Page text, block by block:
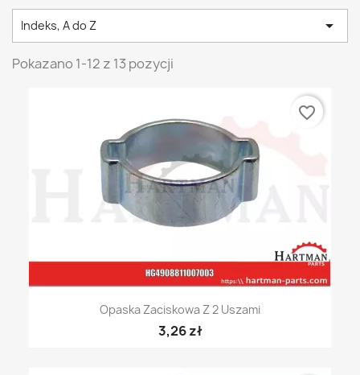
Indeks, A do Z 
Pokazano 1-12 z 13 pozycji
Opaska Zaciskowa Z 2 Uszami
3,26 zł
favorite_border